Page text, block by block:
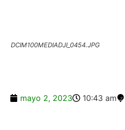
DCIM100MEDIADJI_0454.JPG
mayo 2, 2023 10:43 am